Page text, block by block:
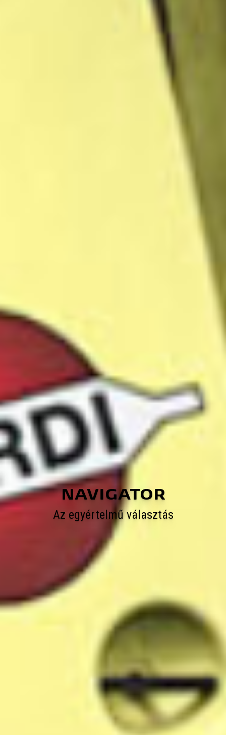
NAVIGATOR
Az egyértelmű választás